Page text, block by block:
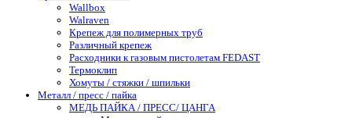
Wallbox
Walraven
Крепеж для полимерных труб
Различный крепеж
Расходники к газовым пистолетам FEDAST
Термоклип
Хомуты / стяжки / шпильки
Металл / пресс / пайка
МЕДЬ ПАЙКА / ПРЕСС/ ЦАНГА